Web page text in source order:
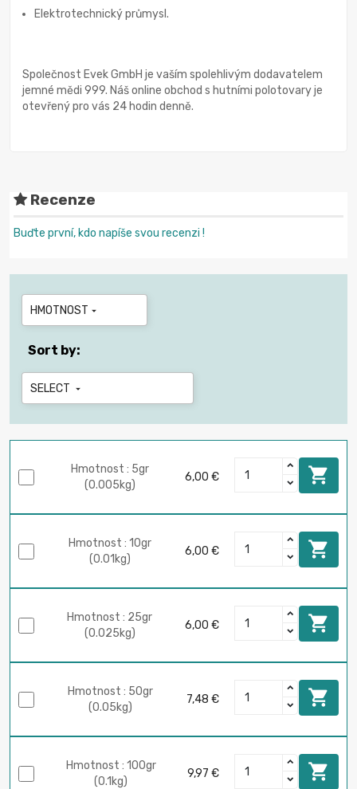
Elektrotechnický průmysl.
Společnost Evek GmbH je vaším spolehlivým dodavatelem
jemné mědi 999. Náš online obchod s hutními polotovary je
otevřený pro vás 24 hodin denně.
Recenze
Buďte první, kdo napíše svou recenzi !
HMOTNOST 
Sort by:
SELECT 
Hmotnost : 5gr
(0.005kg)
6,00 € 
Hmotnost : 10gr
(0.01kg)
6,00 € 
Hmotnost : 25gr
(0.025kg)
6,00 € 
Hmotnost : 50gr
(0.05kg)
7,48 € 
Hmotnost : 100gr
(0.1kg)
9,97 € 